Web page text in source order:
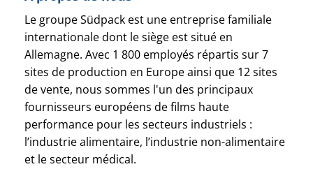
Le groupe Südpack est une entreprise familiale
internationale dont le siège est situé en
Allemagne. Avec 1 800 employés répartis sur 7
sites de production en Europe ainsi que 12 sites
de vente, nous sommes l'un des principaux
fournisseurs européens de films haute
performance pour les secteurs industriels :
l’industrie alimentaire, l’industrie non-alimentaire
et le secteur médical.